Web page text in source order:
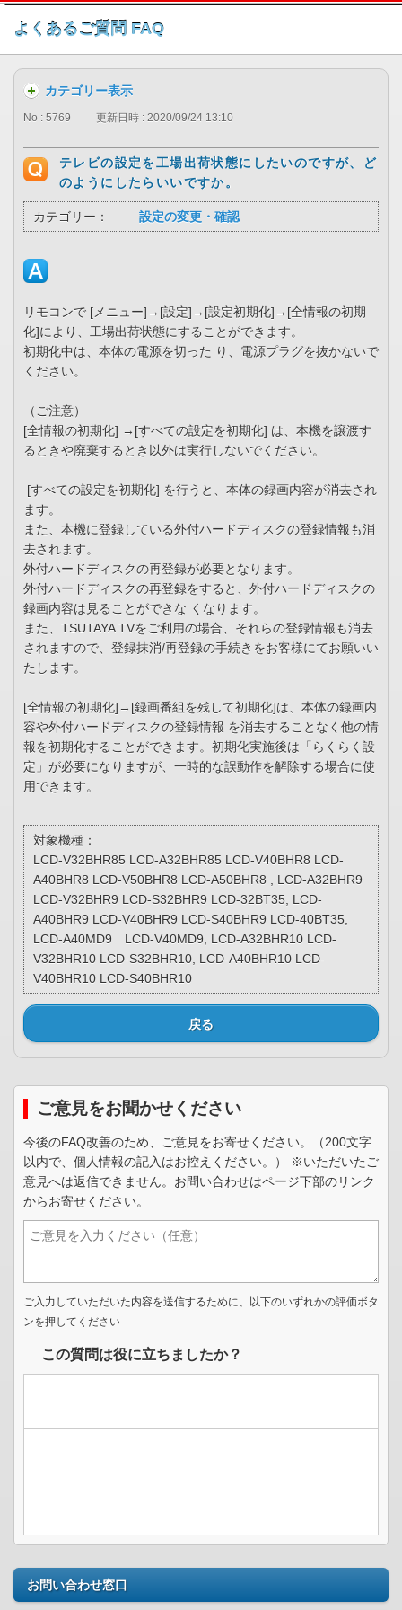
このページの本文へ
よくあるご質問 FAQ
カテゴリー表示
No : 5769 更新日時 : 2020/09/24 13:10
テレビの設定を工場出荷状態にしたいのですが、ど
のようにしたらいいですか。
カテゴリー： 設定の変更・確認
リモコンで [メニュー]→[設定]→[設定初期化]→[全情報の初期
化]により、工場出荷状態にすることができます。
初期化中は、本体の電源を切った り、電源プラグを抜かないで
ください。
（ご注意）
[全情報の初期化] →[すべての設定を初期化] は、本機を譲渡す
るときや廃棄するとき以外は実行しないでください。
[すべての設定を初期化] を行うと、本体の録画内容が消去され
ます。
また、本機に登録している外付ハードディスクの登録情報も消
去されます。
外付ハードディスクの再登録が必要となります。
外付ハードディスクの再登録をすると、外付ハードディスクの
録画内容は見ることができな くなります。
また、TSUTAYA TVをご利用の場合、それらの登録情報も消去
されますので、登録抹消/再登録の手続きをお客様にてお願いい
たします。
[全情報の初期化]→[録画番組を残して初期化]は、本体の録画内
容や外付ハードディスクの登録情報 を消去することなく他の情
報を初期化することができます。初期化実施後は「らくらく設
定」が必要になりますが、一時的な誤動作を解除する場合に使
用できます。
対象機種：
LCD-V32BHR85 LCD-A32BHR85 LCD-V40BHR8 LCD-
A40BHR8 LCD-V50BHR8 LCD-A50BHR8 , LCD-A32BHR9
LCD-V32BHR9 LCD-S32BHR9 LCD-32BT35, LCD-
A40BHR9 LCD-V40BHR9 LCD-S40BHR9 LCD-40BT35,
LCD-A40MD9 LCD-V40MD9, LCD-A32BHR10 LCD-
V32BHR10 LCD-S32BHR10, LCD-A40BHR10 LCD-
V40BHR10 LCD-S40BHR10
戻る
ご意見をお聞かせください
今後のFAQ改善のため、ご意見をお寄せください。（200文字
以内で、個人情報の記入はお控えください。） ※いただいたご
意見へは返信できません。お問い合わせはページ下部のリンク
からお寄せください。
ご入力していただいた内容を送信するために、以下のいずれかの評価ボタ
ンを押してください
この質問は役に立ちましたか？
お問い合わせ窓口